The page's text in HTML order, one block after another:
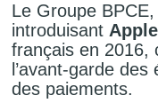
Le Groupe
introduisant
français en 2016,
l’avant-garde
des paiements.